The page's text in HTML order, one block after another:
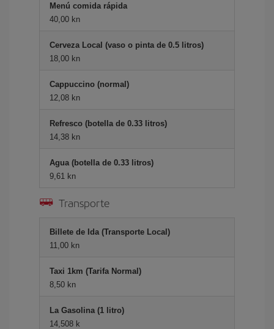
Menú comida rápida
40,00 kn
Cerveza Local (vaso o pinta de 0.5 litros)
18,00 kn
Cappuccino (normal)
12,08 kn
Refresco (botella de 0.33 litros)
14,38 kn
Agua (botella de 0.33 litros)
9,61 kn
Transporte
Billete de Ida (Transporte Local)
11,00 kn
Taxi 1km (Tarifa Normal)
8,50 kn
La Gasolina (1 litro)
14,508 k